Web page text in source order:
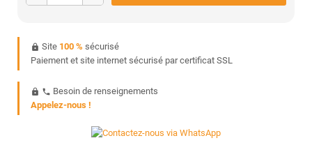
https Site 100 % sécurisé
Paiement et site internet sécurisé par certificat SSL
https phone Besoin de renseignements
Appelez-nous !